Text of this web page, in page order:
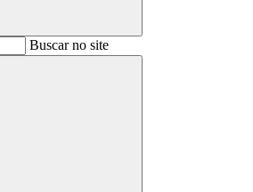
BuscarBuscar no site